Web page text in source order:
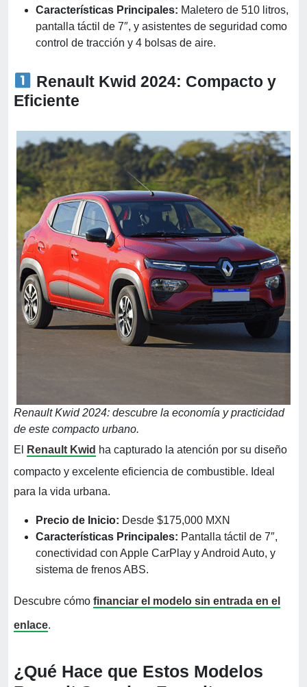
Características Principales: Maletero de 510 litros,
pantalla táctil de 7″, y asistentes de seguridad como
control de tracción y 4 bolsas de aire.
Renault Kwid 2024: Compacto y
Eficiente
Renault Kwid 2024: descubre la economía y practicidad
de este compacto urbano.
El
Renault Kwid ha capturado la atención por su diseño
compacto y excelente eficiencia de combustible. Ideal
para la vida urbana.
Precio de Inicio: Desde $175,000 MXN
Características Principales: Pantalla táctil de 7″,
conectividad con Apple CarPlay y Android Auto, y
sistema de frenos ABS.
Descubre cómo financiar el modelo sin entrada en el
enlace.
¿Qué Hace que Estos Modelos